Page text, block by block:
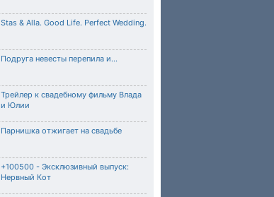
Stas & Alla. Good Life. Perfect Wedding.
Подруга невесты перепила и...
Трейлер к свадебному фильму Влада
и Юлии
Парнишка отжигает на свадьбе
+100500 - Эксклюзивный выпуск:
Нервный Кот